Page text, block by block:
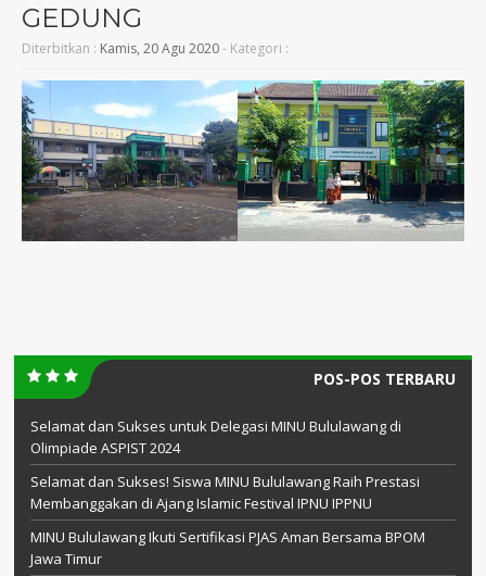
GEDUNG
Diterbitkan : Kamis, 20 Agu 2020- Kategori :
POS-POS TERBARU
Selamat dan Sukses untuk Delegasi MINU Bululawang di
Olimpiade ASPIST 2024
Selamat dan Sukses! Siswa MINU Bululawang Raih Prestasi
Membanggakan di Ajang Islamic Festival IPNU IPPNU
MINU Bululawang Ikuti Sertifikasi PJAS Aman Bersama BPOM
Jawa Timur